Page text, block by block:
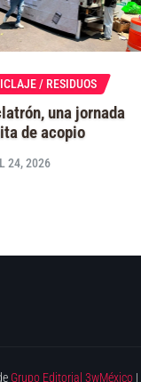
/ RESIDUOS
una jornada
de acopio
24, 2026
Grupo Editorial 3wMéxico |